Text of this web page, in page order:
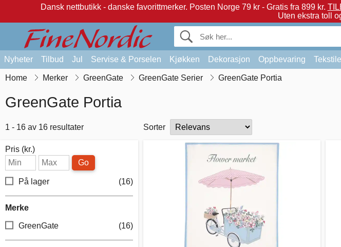
Dansk nettbutikk - danske favorittmerker. Posten Norge 79 kr - Gratis fra 899 kr.
Uten ekstra toll
Nyheter Tilbud Jul Servise & Porselen Kjøkken Dekorasjon Oppbevaring
Home Merker GreenGate GreenGate Serier GreenGate Portia
GreenGate Portia
1 - 16 av 16 resultater Sorter
Pris (kr.)
Go
På lager (16)
Merke
GreenGate (16)